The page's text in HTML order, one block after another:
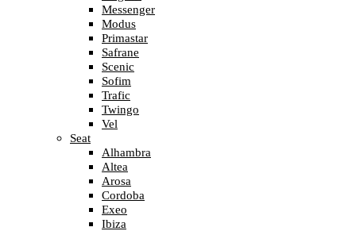
Messenger
Modus
Primastar
Safrane
Scenic
Sofim
Trafic
Twingo
Vel
Seat
Alhambra
Altea
Arosa
Cordoba
Exeo
Ibiza